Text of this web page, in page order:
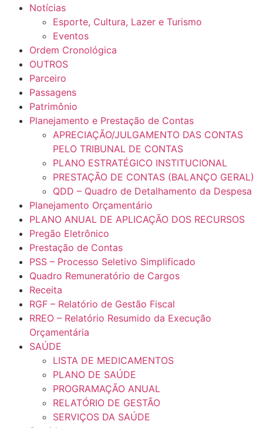
Notícias
Esporte, Cultura, Lazer e Turismo
Eventos
Ordem Cronológica
OUTROS
Parceiro
Passagens
Patrimônio
Planejamento e Prestação de Contas
APRECIAÇÃO/JULGAMENTO DAS CONTAS
PELO TRIBUNAL DE CONTAS
PLANO ESTRATÉGICO INSTITUCIONAL
PRESTAÇÃO DE CONTAS (BALANÇO GERAL)
QDD – Quadro de Detalhamento da Despesa
Planejamento Orçamentário
PLANO ANUAL DE APLICAÇÃO DOS RECURSOS
Pregão Eletrônico
Prestação de Contas
PSS – Processo Seletivo Simplificado
Quadro Remuneratório de Cargos
Receita
RGF – Relatório de Gestão Fiscal
RREO – Relatório Resumido da Execução
Orçamentária
SAÚDE
LISTA DE MEDICAMENTOS
PLANO DE SAÚDE
PROGRAMAÇÃO ANUAL
RELATÓRIO DE GESTÃO
SERVIÇOS DA SAÚDE